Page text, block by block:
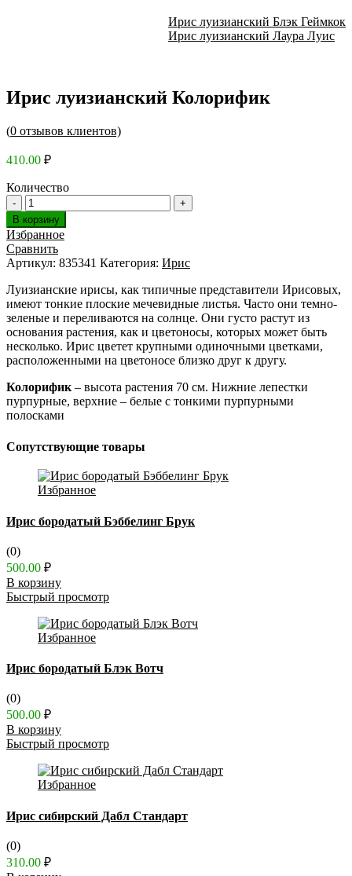
Ирис луизианский Блэк Геймкок
Ирис луизианский Лаура Луис
Ирис луизианский Колорифик
(0 отзывов клиентов)
410.00 ₽
Количество
В корзину
Избранное
Сравнить
Артикул: 835341 Категория: Ирис
Луизианские ирисы, как типичные представители Ирисовых,
имеют тонкие плоские мечевидные листья. Часто они темно-
зеленые и переливаются на солнце. Они густо растут из
основания растения, как и цветоносы, которых может быть
несколько. Ирис цветет крупными одиночными цветками,
расположенными на цветоносе близко друг к другу.
Колорифик – высота растения 70 см. Нижние лепестки
пурпурные, верхние – белые с тонкими пурпурными
полосками
Сопутствующие товары
Избранное
Ирис бородатый Бэббелинг Брук
(0)
500.00 ₽
В корзину
Быстрый просмотр
Избранное
Ирис бородатый Блэк Вотч
(0)
500.00 ₽
В корзину
Быстрый просмотр
Избранное
Ирис сибирский Дабл Стандарт
(0)
310.00 ₽